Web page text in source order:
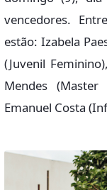
vencedores.
estão: Izabela
(Juvenil
Mendes
Emanuel Costa